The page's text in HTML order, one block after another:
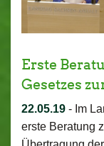
Erste
Gesetzes
22.05.19 - Im
erste Beratung